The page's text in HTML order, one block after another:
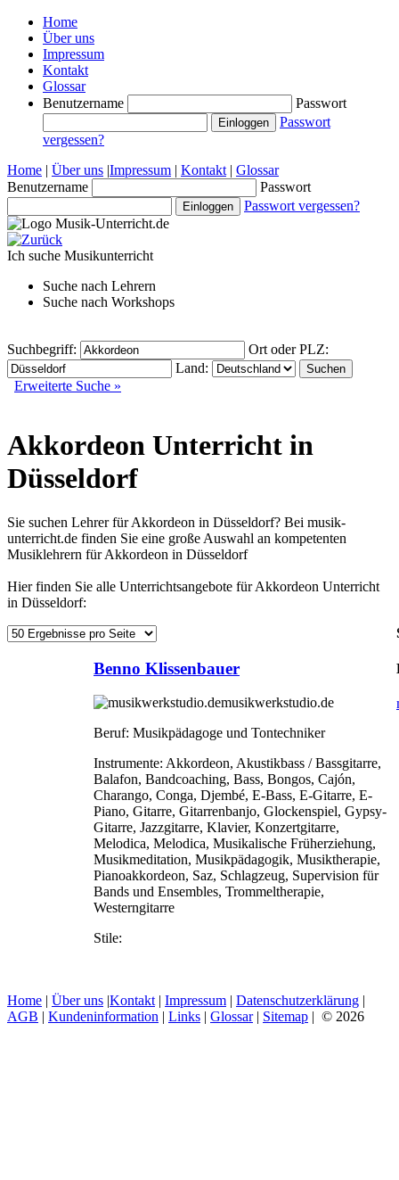
Home
Über uns
Impressum
Kontakt
Glossar
Benutzername
Passwort
Passwort
vergessen?
Home | Über uns |Impressum | Kontakt | Glossar
Benutzername
Passwort
Passwort vergessen?
Ich suche Musikunterricht
Suche nach Lehrern
Suche nach Workshops
Suchbegriff:
Ort oder PLZ:
Land:
Erweiterte Suche »
Akkordeon Unterricht in
Düsseldorf
Sie suchen Lehrer für Akkordeon in Düsseldorf? Bei musik-
unterricht.de finden Sie eine große Auswahl an kompetenten
Musiklehrern für Akkordeon in Düsseldorf
Hier finden Sie alle Unterrichtsangebote für Akkordeon Unterricht
in Düsseldorf:
Benno Klissenbauer
musikwerkstudio.de
Beruf: Musikpädagoge und Tontechniker
Instrumente: Akkordeon, Akustikbass / Bassgitarre,
Balafon, Bandcoaching, Bass, Bongos, Cajón,
Charango, Conga, Djembé, E-Bass, E-Gitarre, E-
Piano, Gitarre, Gitarrenbanjo, Glockenspiel, Gypsy-
Gitarre, Jazzgitarre, Klavier, Konzertgitarre,
Melodica, Melodica, Musikalische Früherziehung,
Musikmeditation, Musikpädagogik, Musiktherapie,
Pianoakkordeon, Saz, Schlagzeug, Supervision für
Bands und Ensembles, Trommeltherapie,
Westerngitarre
Stile:
Home | Über uns |Kontakt | Impressum | Datenschutzerklärung |
AGB | Kundeninformation | Links | Glossar| Sitemap | © 2026